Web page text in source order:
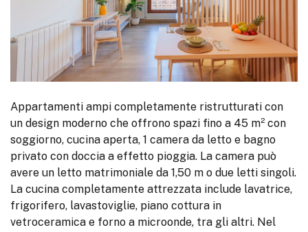
Appartamenti ampi completamente ristrutturati con
un design moderno che offrono spazi fino a 45 m² con
soggiorno, cucina aperta, 1 camera da letto e bagno
privato con doccia a effetto pioggia. La camera può
avere un letto matrimoniale da 1,50 m o due letti singoli.
La cucina completamente attrezzata include lavatrice,
frigorifero, lavastoviglie, piano cottura in
vetroceramica e forno a microonde, tra gli altri. Nel